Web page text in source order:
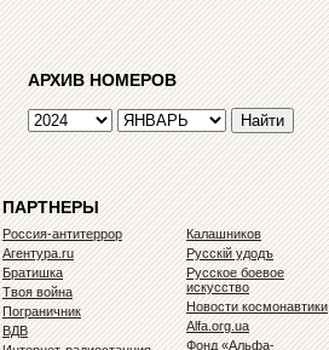
АРХИВ НОМЕРОВ
ПАРТНЕРЫ
Россия-антитеррор
Агентура.ru
Братишка
Твоя война
Пограничник
ВДВ
Калашников
Русскiй удодъ
Русское боевое
искусство
Новости космонавтики
Alfa.org.ua
Фонд «Альфа-